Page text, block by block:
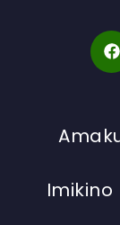
Imikino